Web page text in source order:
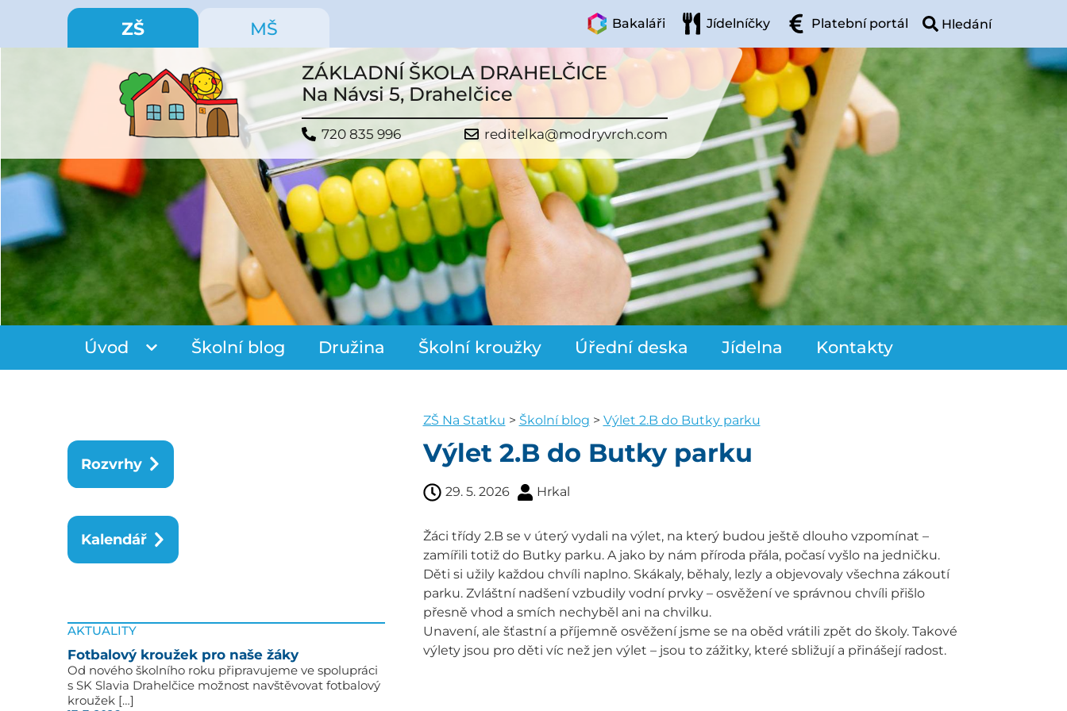
ZŠ MŠ Bakaláři Jídelníčky Platební portál
ZÁKLADNÍ ŠKOLA DRAHELČICE
Na Návsi 5, Drahelčice
720 835 996 reditelka@modryvrch.com
Úvod Školní blog Družina Školní kroužky Úřední deska Jídelna Kontakty
Rozvrhy
Kalendář
AKTUALITY
Fotbalový kroužek pro naše žáky
Od nového školního roku připravujeme ve spolupráci
s SK Slavia Drahelčice možnost navštěvovat fotbalový
kroužek […]
ZŠ Na Statku > Školní blog > Výlet 2.B do Butky parku
Výlet 2.B do Butky parku
29. 5. 2026 Hrkal
Žáci třídy 2.B se v úterý vydali na výlet, na který budou ještě dlouho vzpomínat –
zamířili totiž do Butky parku. A jako by nám příroda přála, počasí vyšlo na jedničku.
Děti si užily každou chvíli naplno. Skákaly, běhaly, lezly a objevovaly všechna zákoutí
parku. Zvláštní nadšení vzbudily vodní prvky – osvěžení ve správnou chvíli přišlo
přesně vhod a smích nechyběl ani na chvilku.
Unavení, ale šťastní a příjemně osvěžení jsme se na oběd vrátili zpět do školy. Takové
výlety jsou pro děti víc než jen výlet – jsou to zážitky, které sbližují a přinášejí radost.